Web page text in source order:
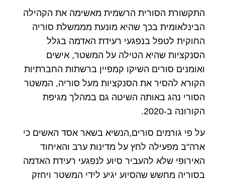
התקשורת הסורית הרשמית מאשימה את הקהילה
הבינלאומית בכך שהיא מונעת מממשלת סוריה
החוקית לטפל בנפגעי רעידת האדמה בגלל
הסנקציות שהיא הטילה על המשטר, אישים
ואומנים סורים השיקו קמפיין ברשתות החברתיות
הקורא להסיר את הסנקציות מעל סוריה, המשטר
הסורי נהג באותה השיטה גם במהלך מגיפת
הקורונה ב-2020.
על פי גורמים סורים,הנשיא בשאר אסד האשים כי
ארה"ב מפעילה לחץ על מדינות ערב והאיחוד
האירופי שלא להעביר סיוע לנפגעי רעידת האדמה
בסוריה מחשש שהסיוע יגיע לידי המשטר ויחזק